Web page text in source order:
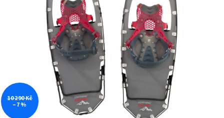
5
hvězdiček.
10 290 Kč
–7 %